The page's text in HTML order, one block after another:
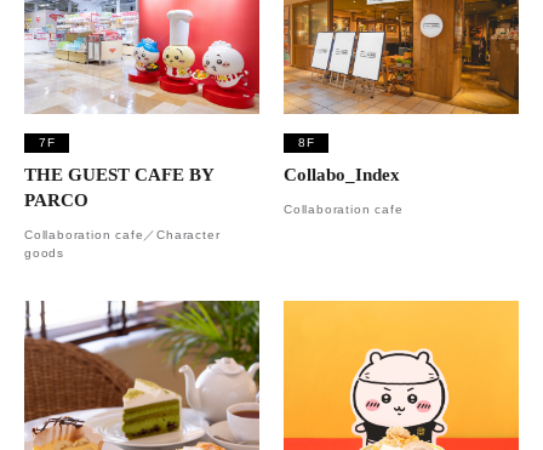
7F
THE GUEST CAFE BY
PARCO
Collaboration cafe／Character
goods
8F
Collabo_Index
Collaboration cafe